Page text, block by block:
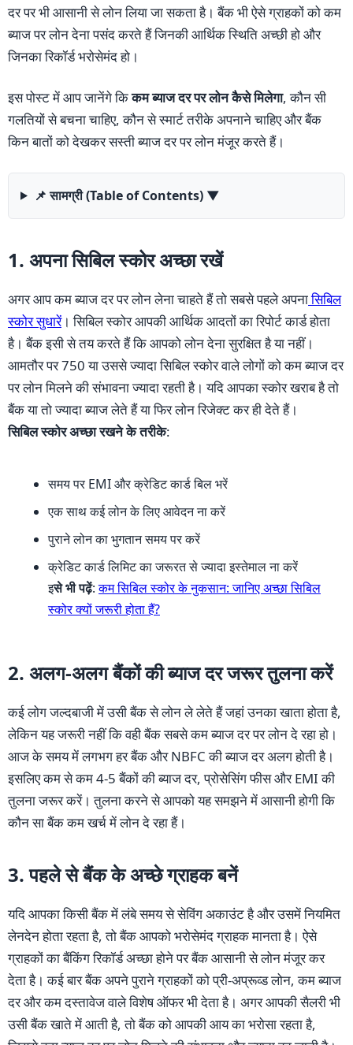
दर पर भी आसानी से लोन लिया जा सकता है। बैंक भी ऐसे ग्राहकों को कम
ब्याज पर लोन देना पसंद करते हैं जिनकी आर्थिक स्थिति अच्छी हो और
जिनका रिकॉर्ड भरोसेमंद हो।
इस पोस्ट में आप जानेंगे किकम ब्याज दर पर लोन कैसे मिलेगा, कौन सी
गलतियों से बचना चाहिए, कौन से स्मार्ट तरीके अपनाने चाहिए और बैंक
किन बातों को देखकर सस्ती ब्याज दर पर लोन मंजूर करते हैं।
📌 सामग्री (Table of Contents) ▼
1. अपना सिबिल स्कोर अच्छा रखें
अगर आप कम ब्याज दर पर लोन लेना चाहते हैं तो सबसे पहले अपनासिबिल
स्कोर सुधारें। सिबिल स्कोर आपकी आर्थिक आदतों का रिपोर्ट कार्ड होता
है। बैंक इसी से तय करते हैं कि आपको लोन देना सुरक्षित है या नहीं।
आमतौर पर 750 या उससे ज्यादा सिबिल स्कोर वाले लोगों को कम ब्याज दर
पर लोन मिलने की संभावना ज्यादा रहती है। यदि आपका स्कोर खराब है तो
बैंक या तो ज्यादा ब्याज लेते हैं या फिर लोन रिजेक्ट कर ही देते हैं।
सिबिल स्कोर अच्छा रखने के तरीके:
समय पर EMI और क्रेडिट कार्ड बिल भरें
एक साथ कई लोन के लिए आवेदन ना करें
पुराने लोन का भुगतान समय पर करें
क्रेडिट कार्ड लिमिट का जरूरत से ज्यादा इस्तेमाल ना करें
इसे भी पढ़ें:कम सिबिल स्कोर के नुकसान: जानिए अच्छा सिबिल
स्कोर क्यों जरूरी होता हैं?
2. अलग-अलग बैंकों की ब्याज दर जरूर तुलना करें
कई लोग जल्दबाजी में उसी बैंक से लोन ले लेते हैं जहां उनका खाता होता है,
लेकिन यह जरूरी नहीं कि वही बैंक सबसे कम ब्याज दर पर लोन दे रहा हो।
आज के समय में लगभग हर बैंक और NBFC की ब्याज दर अलग होती है।
इसलिए कम से कम 4-5 बैंकों की ब्याज दर, प्रोसेसिंग फीस और EMI की
तुलना जरूर करें। तुलना करने से आपको यह समझने में आसानी होगी कि
कौन सा बैंक कम खर्च में लोन दे रहा हैं।
3. पहले से बैंक के अच्छे ग्राहक बनें
यदि आपका किसी बैंक में लंबे समय से सेविंग अकाउंट है और उसमें नियमित
लेनदेन होता रहता है, तो बैंक आपको भरोसेमंद ग्राहक मानता है। ऐसे
ग्राहकों का बैंकिंग रिकॉर्ड अच्छा होने पर बैंक आसानी से लोन मंजूर कर
देता है। कई बार बैंक अपने पुराने ग्राहकों को प्री-अप्रूव्ड लोन, कम ब्याज
दर और कम दस्तावेज वाले विशेष ऑफर भी देता है। अगर आपकी सैलरी भी
उसी बैंक खाते में आती है, तो बैंक को आपकी आय का भरोसा रहता है,